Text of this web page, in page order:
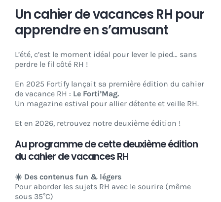
Un cahier de vacances RH pour
apprendre en s’amusant
L’été, c’est le moment idéal pour lever le pied… sans
perdre le fil côté RH !
En 2025 Fortify lançait sa première édition du cahier
de vacance RH : Le Forti’Mag.
Un magazine estival pour allier détente et veille RH.
Et en 2026, retrouvez notre deuxième édition !
Au programme de cette deuxième édition
du cahier de vacances RH
☀️ Des contenus fun & légers
Pour aborder les sujets RH avec le sourire (même
sous 35°C)